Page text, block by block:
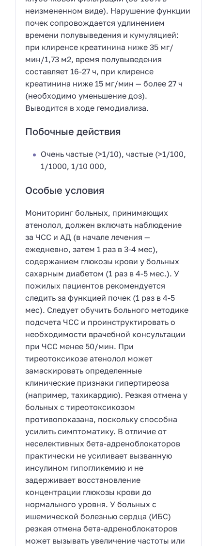
неизмененном виде). Нарушение функции
почек сопровождается удлинением
времени полувыведения и кумуляцией:
при клиренсе креатинина ниже 35 мг/
мин/1,73 м2, время полувыведения
составляет 16-27 ч, при клиренсе
креатинина ниже 15 мг/мин — более 27 ч
(необходимо уменьшение доз).
Выводится в ходе гемодиализа.
Побочные действия
Очень частые (>1/10), частые (>1/100,
1/1000, 1/10 000,
Особые условия
Мониторинг больных, принимающих
атенолол, должен включать наблюдение
за ЧСС и АД (в начале лечения —
ежедневно, затем 1 раз в 3-4 мес),
содержанием глюкозы крови у больных
сахарным диабетом (1 раз в 4-5 мес.). У
пожилых пациентов рекомендуется
следить за функцией почек (1 раз в 4-5
мес). Следует обучить больного методике
подсчета ЧСС и проинструктировать о
необходимости врачебной консультации
при ЧСС менее 50/мин. При
тиреотоксикозе атенолол может
замаскировать определенные
клинические признаки гипертиреоза
(например, тахикардию). Резкая отмена у
больных с тиреотоксикозом
противопоказана, поскольку способна
усилить симптоматику. В отличие от
неселективных бета-адреноблокаторов
практически не усиливает вызванную
инсулином гипогликемию и не
задерживает восстановление
концентрации глюкозы крови до
нормального уровня. У больных с
ишемической болезнью сердца (ИБС)
резкая отмена бета-адреноблокаторов
может вызывать увеличение частоты или